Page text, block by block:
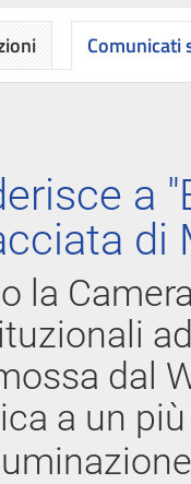
Comunicati
a
di
la
dal
a un